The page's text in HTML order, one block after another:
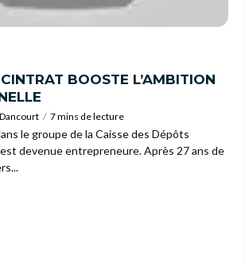
BOOSTE L’AMBITION
7 mins de lecture
le groupe de la Caisse des Dépôts
devenue entrepreneure. Après 27 ans de